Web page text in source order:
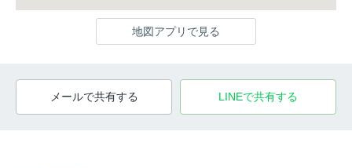
地図アプリで見る
メールで共有する LINEで共有する